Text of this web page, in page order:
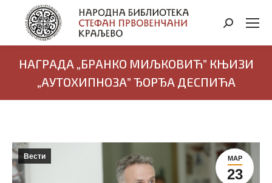
Search:
НАГРАДА „БРАНКО МИЉКОВИЋ” КЊИЗИ
„АУТОХИПНОЗА” ЂОРЂА ДЕСПИЋА
МАР
23
Вести